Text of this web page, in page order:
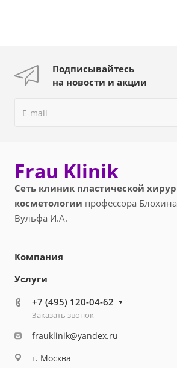
Подписывайтесь
на новости и акции
Frau Klinik
Сеть клиник пластической
косметологии профессора
Вульфа И.А.
Компания
Услуги
+7 (495) 120-04-62
Заказать звонок
frauklinik@yandex.ru
г. Москва